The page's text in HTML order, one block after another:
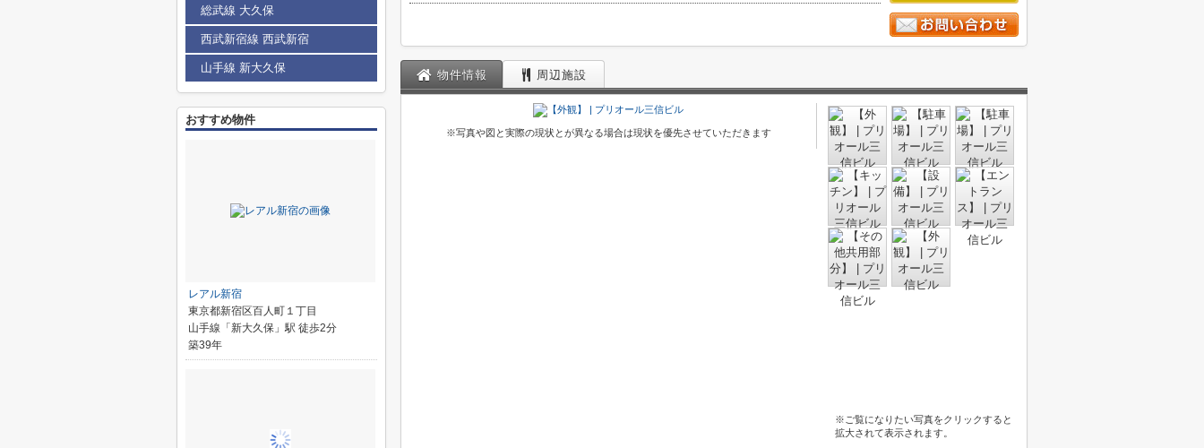
物件情報 周辺施設
※写真や図と実際の現状とが異なる場合は現状を優先させていただきます
※ご覧になりたい写真をクリックすると
拡大されて表示されます。
総武線 大久保
西武新宿線 西武新宿
山手線 新大久保
おすすめ物件
レアル新宿
東京都新宿区百人町１丁目
山手線「新大久保」駅 徒歩2分
築39年